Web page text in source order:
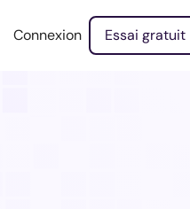
Connexion Essai gratuit
Connexion Essai gratuit